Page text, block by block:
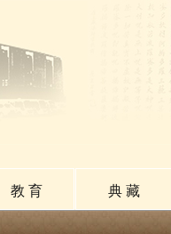
教 育 典 藏